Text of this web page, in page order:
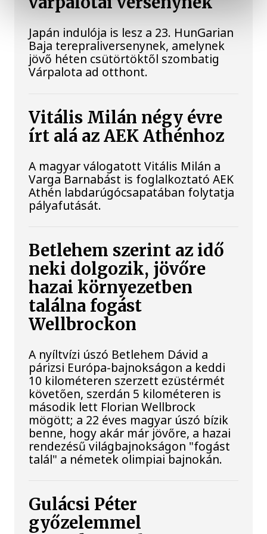
Japán indulója is lesz a 23. HunGarian
Baja terepraliversenynek, amelynek
jövő héten csütörtöktől szombatig
Várpalota ad otthont.
Vitális Milán négy évre
írt alá az AEK Athénhoz
A magyar válogatott Vitális Milán a
Varga Barnabást is foglalkoztató AEK
Athén labdarúgócsapatában folytatja
pályafutását.
Betlehem szerint az idő
neki dolgozik, jövőre
hazai környezetben
találna fogást
Wellbrockon
A nyíltvízi úszó Betlehem Dávid a
párizsi Európa-bajnokságon a keddi
10 kilométeren szerzett ezüstérmét
követően, szerdán 5 kilométeren is
második lett Florian Wellbrock
mögött; a 22 éves magyar úszó bízik
benne, hogy akár már jövőre, a hazai
rendezésű világbajnokságon "fogást
talál" a németek olimpiai bajnokán.
Gulácsi Péter
győzelemmel